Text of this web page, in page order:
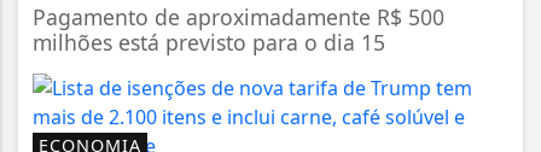
Pagamento de aproximadamente R$ 500
milhões está previsto para o dia 15
ECONOMIA